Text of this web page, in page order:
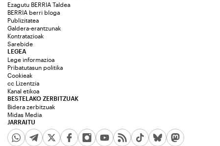
Ezagutu BERRIA Taldea
BERRIA berri bloga
Publizitatea
Galdera-erantzunak
Kontratazioak
Sarebide
JARRAITU
LEGEA
Lege informazioa
Pribatutasun politika
Cookieak
cc Lizentzia
Kanal etikoa
BESTELAKO ZERBITZUAK
Bidera zerbitzuak
Midas Media